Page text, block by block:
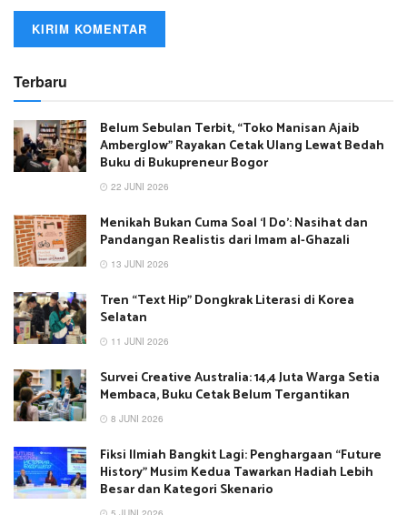
Terbaru
Belum Sebulan Terbit, “Toko Manisan Ajaib
Amberglow” Rayakan Cetak Ulang Lewat Bedah
Buku di Bukupreneur Bogor
22 JUNI 2026
Menikah Bukan Cuma Soal ‘I Do’: Nasihat dan
Pandangan Realistis dari Imam al-Ghazali
13 JUNI 2026
Tren “Text Hip” Dongkrak Literasi di Korea
Selatan
11 JUNI 2026
Survei Creative Australia: 14,4 Juta Warga Setia
Membaca, Buku Cetak Belum Tergantikan
8 JUNI 2026
Fiksi Ilmiah Bangkit Lagi: Penghargaan “Future
History” Musim Kedua Tawarkan Hadiah Lebih
Besar dan Kategori Skenario